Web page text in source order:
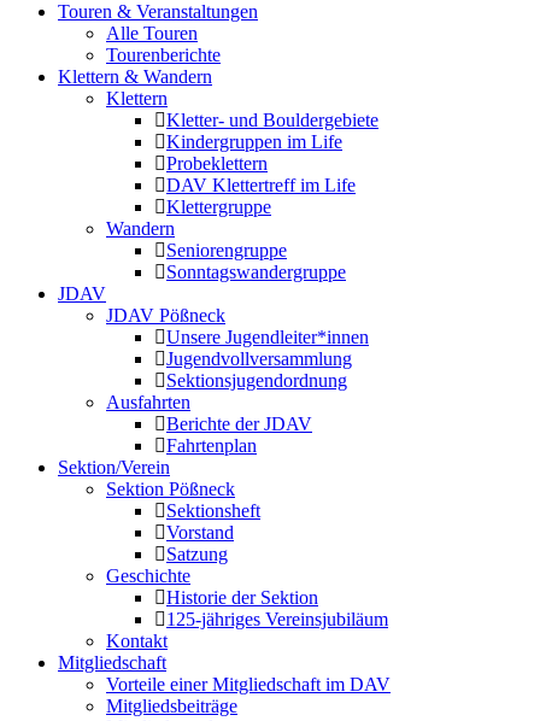
Touren & Veranstaltungen
Alle Touren
Tourenberichte
Klettern & Wandern
Klettern
Kletter- und Bouldergebiete
Kindergruppen im Life
Probeklettern
DAV Klettertreff im Life
Klettergruppe
Wandern
Seniorengruppe
Sonntagswandergruppe
JDAV
JDAV Pößneck
Unsere Jugendleiter*innen
Jugendvollversammlung
Sektionsjugendordnung
Ausfahrten
Berichte der JDAV
Fahrtenplan
Sektion/Verein
Sektion Pößneck
Sektionsheft
Vorstand
Satzung
Geschichte
Historie der Sektion
125-jähriges Vereinsjubiläum
Kontakt
Mitgliedschaft
Vorteile einer Mitgliedschaft im DAV
Mitgliedsbeiträge